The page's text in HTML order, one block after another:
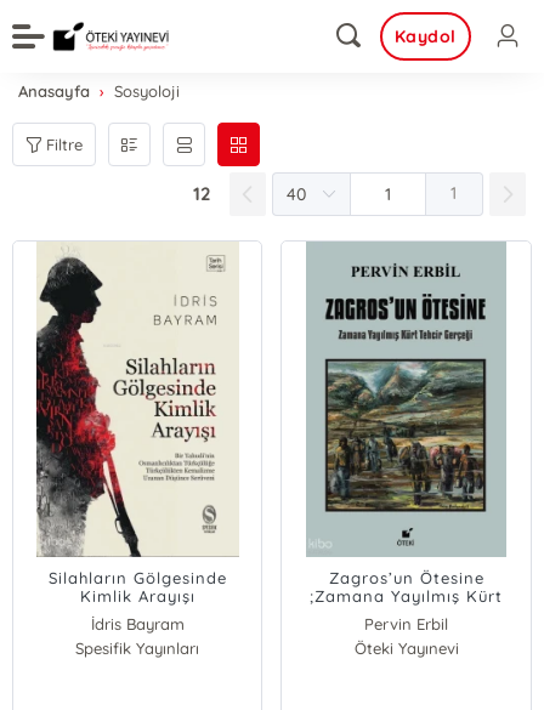
Kaydol
Anasayfa Sosyoloji
Filtre
12 1
Silahların Gölgesinde
Kimlik Arayışı
İdris Bayram
Spesifik Yayınları
Zagros’un Ötesine
;Zamana Yayılmış Kürt
Tehcir Gerçeği
Pervin Erbil
Öteki Yayınevi